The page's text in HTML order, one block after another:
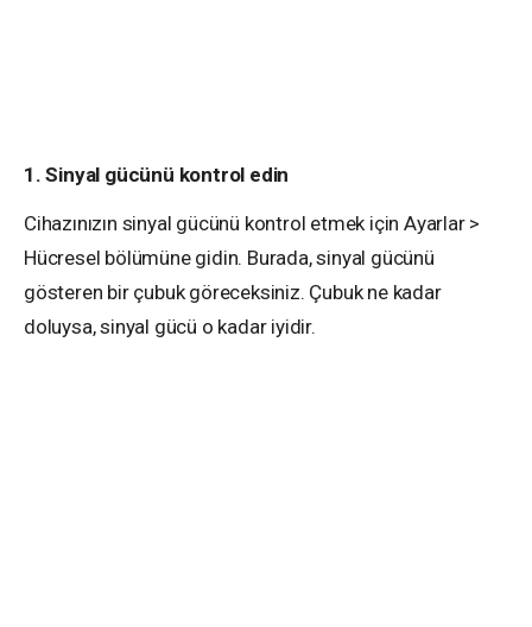
1. Sinyal gücünü kontrol edin
Cihazınızın sinyal gücünü kontrol etmek için Ayarlar >
Hücresel bölümüne gidin. Burada, sinyal gücünü
gösteren bir çubuk göreceksiniz. Çubuk ne kadar
doluysa, sinyal gücü o kadar iyidir.